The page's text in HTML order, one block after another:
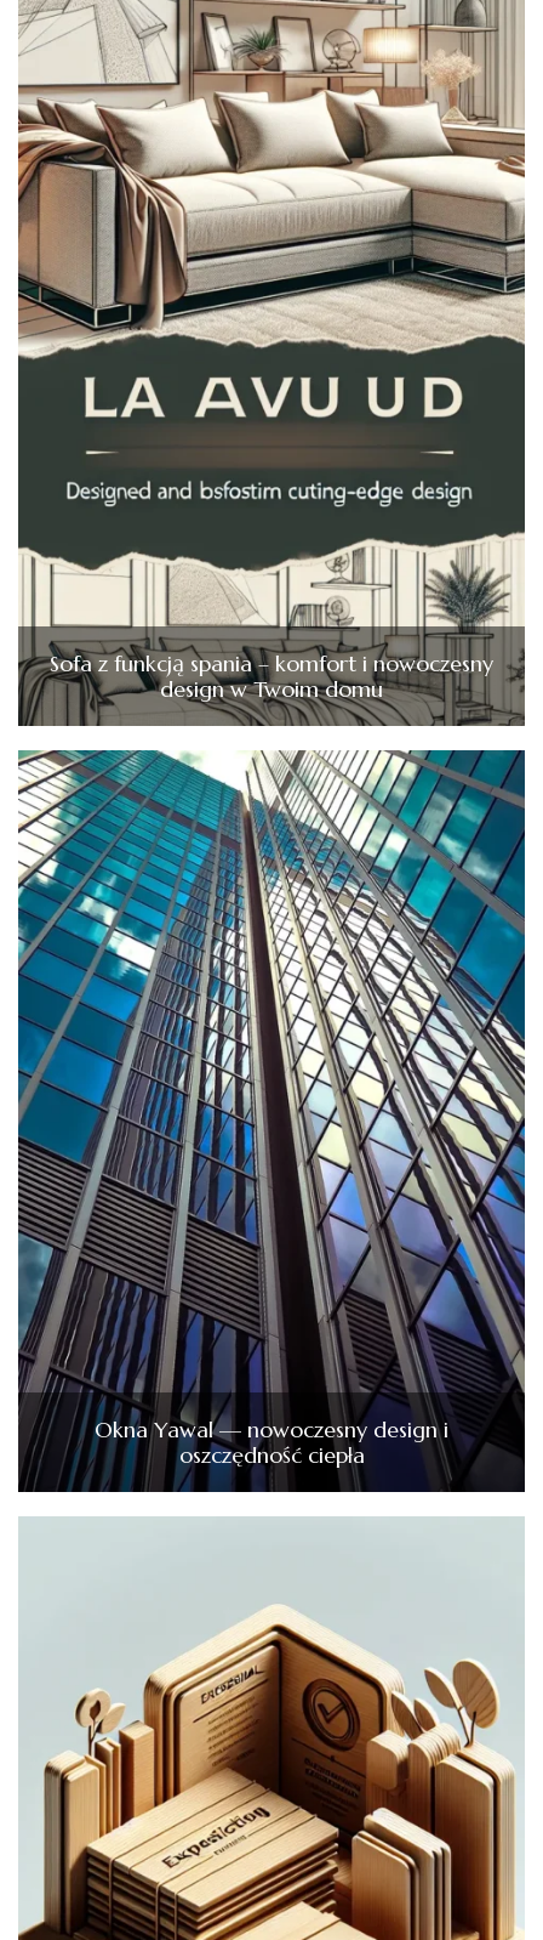
Sofa z funkcją spania – komfort i nowoczesny
design w Twoim domu
Okna Yawal — nowoczesny design i
oszczędność ciepła